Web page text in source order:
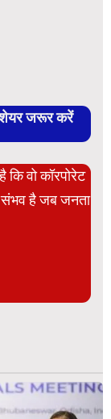
शेयर जरूर करें
वो कॉरपोरेट
संभव है जब जनता